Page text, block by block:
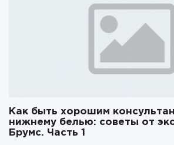
Как быть хорошим
нижнему белью: советы от
Брумс. Часть 1